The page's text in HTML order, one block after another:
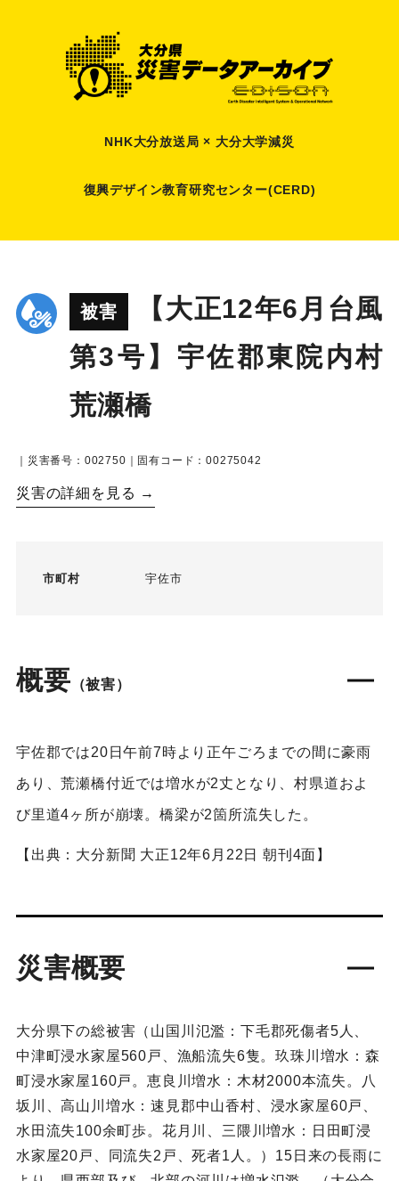
NHK大分放送局 × 大分大学減災
復興デザイン教育研究センター(CERD)
被害
【大正12年6月台風
第3号】宇佐郡東院内村
荒瀬橋
｜災害番号：002750｜固有コード：00275042
災害の詳細を見る →
市町村 宇佐市
概要 （被害）
宇佐郡では20日午前7時より正午ごろまでの間に豪雨
あり、荒瀬橋付近では増水が2丈となり、村県道およ
び里道4ヶ所が崩壊。橋梁が2箇所流失した。
【出典：大分新聞 大正12年6月22日 朝刊4面】
災害概要
大分県下の総被害（山国川氾濫：下毛郡死傷者5人、
中津町浸水家屋560戸、漁船流失6隻。玖珠川増水：森
町浸水家屋160戸。恵良川増水：木材2000本流失。八
坂川、高山川増水：速見郡中山香村、浸水家屋60戸、
水田流失100余町歩。花月川、三隈川増水：日田町浸
水家屋20戸、同流失2戸、死者1人。）15日来の長雨に